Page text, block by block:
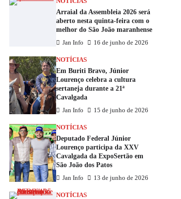
Arraial da Assembleia 2026 será
aberto nesta quinta-feira com o
melhor do São João maranhense
Jan Info 16 de junho de 2026
NOTÍCIAS
Em Buriti Bravo, Júnior
Lourenço celebra a cultura
sertaneja durante a 21ª
Cavalgada
Jan Info 15 de junho de 2026
NOTÍCIAS
Deputado Federal Júnior
Lourenço participa da XXV
Cavalgada da ExpoSertão em
São João dos Patos
Jan Info 13 de junho de 2026
NOTÍCIAS